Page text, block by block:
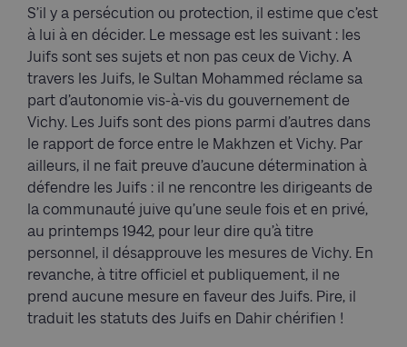
S’il y a persécution ou protection, il estime que c’est
à lui à en décider. Le message est les suivant : les
Juifs sont ses sujets et non pas ceux de Vichy. A
travers les Juifs, le Sultan Mohammed réclame sa
part d’autonomie vis-à-vis du gouvernement de
Vichy. Les Juifs sont des pions parmi d’autres dans
le rapport de force entre le Makhzen et Vichy. Par
ailleurs, il ne fait preuve d’aucune détermination à
défendre les Juifs : il ne rencontre les dirigeants de
la communauté juive qu’une seule fois et en privé,
au printemps 1942, pour leur dire qu’à titre
personnel, il désapprouve les mesures de Vichy. En
revanche, à titre officiel et publiquement, il ne
prend aucune mesure en faveur des Juifs. Pire, il
traduit les statuts des Juifs en Dahir chérifien !